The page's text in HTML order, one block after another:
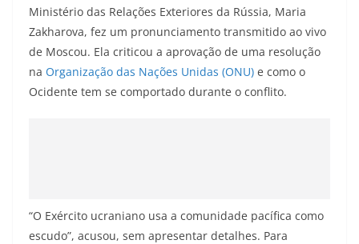
Ministério das Relações Exteriores da Rússia, Maria
Zakharova, fez um pronunciamento transmitido ao vivo
de Moscou. Ela criticou a aprovação de uma resolução
na Organização das Nações Unidas (ONU) e como o
Ocidente tem se comportado durante o conflito.
“O Exército ucraniano usa a comunidade pacífica como
escudo”, acusou, sem apresentar detalhes. Para